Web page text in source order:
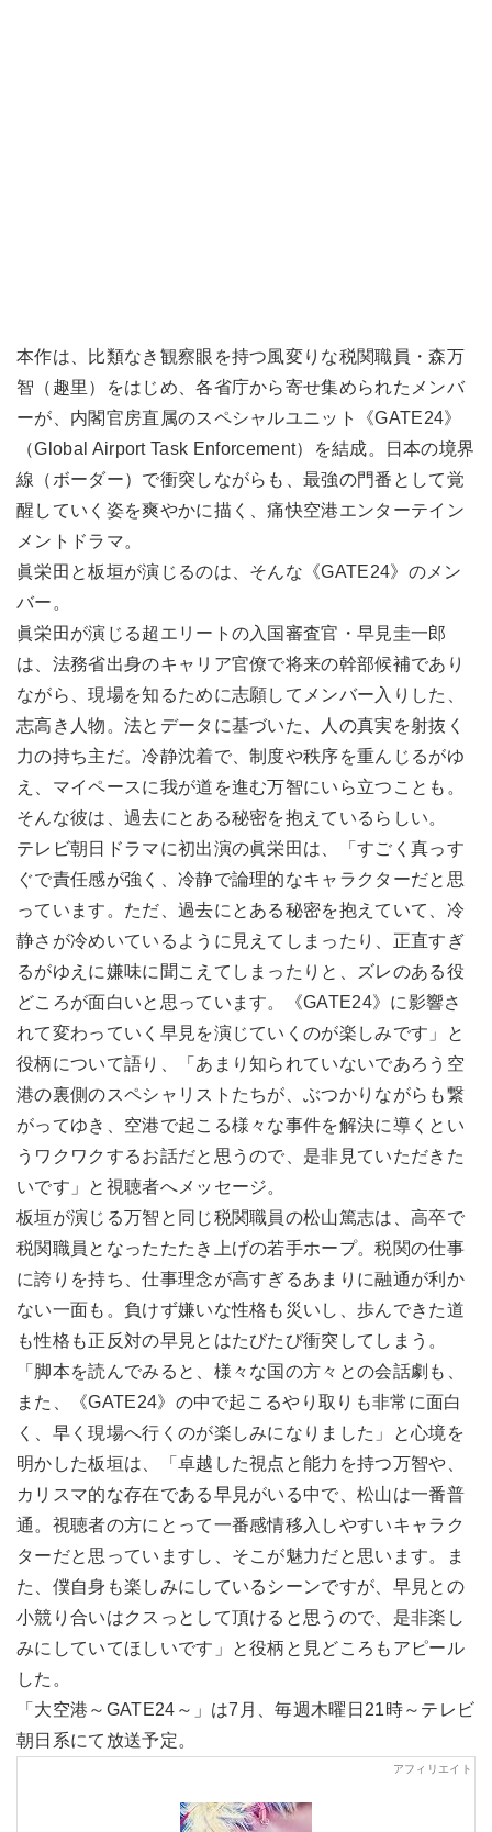
本作は、比類なき観察眼を持つ風変りな税関職員・森万
智（趣里）をはじめ、各省庁から寄せ集められたメンバ
ーが、内閣官房直属のスペシャルユニット《GATE24》
（Global Airport Task Enforcement）を結成。日本の境界
線（ボーダー）で衝突しながらも、最強の門番として覚
醒していく姿を爽やかに描く、痛快空港エンターテイン
メントドラマ。
眞栄田と板垣が演じるのは、そんな《GATE24》のメン
バー。
眞栄田が演じる超エリートの入国審査官・早見圭一郎
は、法務省出身のキャリア官僚で将来の幹部候補であり
ながら、現場を知るために志願してメンバー入りした、
志高き人物。法とデータに基づいた、人の真実を射抜く
力の持ち主だ。冷静沈着で、制度や秩序を重んじるがゆ
え、マイペースに我が道を進む万智にいら立つことも。
そんな彼は、過去にとある秘密を抱えているらしい。
テレビ朝日ドラマに初出演の眞栄田は、「すごく真っす
ぐで責任感が強く、冷静で論理的なキャラクターだと思
っています。ただ、過去にとある秘密を抱えていて、冷
静さが冷めいているように見えてしまったり、正直すぎ
るがゆえに嫌味に聞こえてしまったりと、ズレのある役
どころが面白いと思っています。《GATE24》に影響さ
れて変わっていく早見を演じていくのが楽しみです」と
役柄について語り、「あまり知られていないであろう空
港の裏側のスペシャリストたちが、ぶつかりながらも繋
がってゆき、空港で起こる様々な事件を解決に導くとい
うワクワクするお話だと思うので、是非見ていただきた
いです」と視聴者へメッセージ。
板垣が演じる万智と同じ税関職員の松山篤志は、高卒で
税関職員となったたたき上げの若手ホープ。税関の仕事
に誇りを持ち、仕事理念が高すぎるあまりに融通が利か
ない一面も。負けず嫌いな性格も災いし、歩んできた道
も性格も正反対の早見とはたびたび衝突してしまう。
「脚本を読んでみると、様々な国の方々との会話劇も、
また、《GATE24》の中で起こるやり取りも非常に面白
く、早く現場へ行くのが楽しみになりました」と心境を
明かした板垣は、「卓越した視点と能力を持つ万智や、
カリスマ的な存在である早見がいる中で、松山は一番普
通。視聴者の方にとって一番感情移入しやすいキャラク
ターだと思っていますし、そこが魅力だと思います。ま
た、僕自身も楽しみにしているシーンですが、早見との
小競り合いはクスっとして頂けると思うので、是非楽し
みにしていてほしいです」と役柄と見どころもアピール
した。
「大空港～GATE24～」は7月、毎週木曜日21時～テレビ
朝日系にて放送予定。